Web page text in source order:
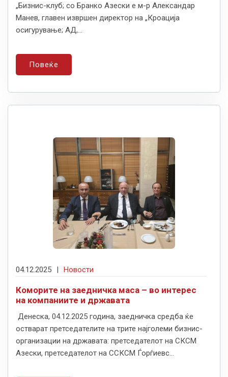
„Бизнис-клуб; со Бранко Азески е м-р Александар
Манев, главен извршен директор на „Кроација
осигурување; АД,...
Повеќе
04.12.2025 | Новости
Коморите на заедничка маса – во интерес
на компаниите и државата
Денеска, 04.12.2025 година, заедничка средба ќе
остварат претседателите на трите најголеми бизнис-
организации на државата: претседателот на СКСМ
Азески, претседателот на ССКСМ Ѓорѓиевс...